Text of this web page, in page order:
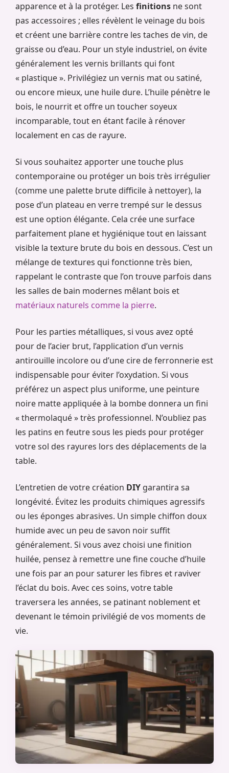
apparence et à la protéger. Les finitions ne sont
pas accessoires ; elles révèlent le veinage du bois
et créent une barrière contre les taches de vin, de
graisse ou d’eau. Pour un style industriel, on évite
généralement les vernis brillants qui font
« plastique ». Privilégiez un vernis mat ou satiné,
ou encore mieux, une huile dure. L’huile pénètre le
bois, le nourrit et offre un toucher soyeux
incomparable, tout en étant facile à rénover
localement en cas de rayure.
Si vous souhaitez apporter une touche plus
contemporaine ou protéger un bois très irrégulier
(comme une palette brute difficile à nettoyer), la
pose d’un plateau en verre trempé sur le dessus
est une option élégante. Cela crée une surface
parfaitement plane et hygiénique tout en laissant
visible la texture brute du bois en dessous. C’est un
mélange de textures qui fonctionne très bien,
rappelant le contraste que l’on trouve parfois dans
les salles de bain modernes mêlant bois et
matériaux naturels comme la pierre.
Pour les parties métalliques, si vous avez opté
pour de l’acier brut, l’application d’un vernis
antirouille incolore ou d’une cire de ferronnerie est
indispensable pour éviter l’oxydation. Si vous
préférez un aspect plus uniforme, une peinture
noire matte appliquée à la bombe donnera un fini
« thermolaqué » très professionnel. N’oubliez pas
les patins en feutre sous les pieds pour protéger
votre sol des rayures lors des déplacements de la
table.
L’entretien de votre création DIY garantira sa
longévité. Évitez les produits chimiques agressifs
ou les éponges abrasives. Un simple chiffon doux
humide avec un peu de savon noir suffit
généralement. Si vous avez choisi une finition
huilée, pensez à remettre une fine couche d’huile
une fois par an pour saturer les fibres et raviver
l’éclat du bois. Avec ces soins, votre table
traversera les années, se patinant noblement et
devenant le témoin privilégié de vos moments de
vie.